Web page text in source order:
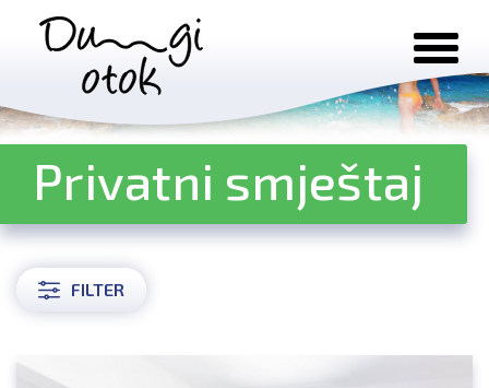
Preskoči na sadržaj
Privatni smještaj
FILTER